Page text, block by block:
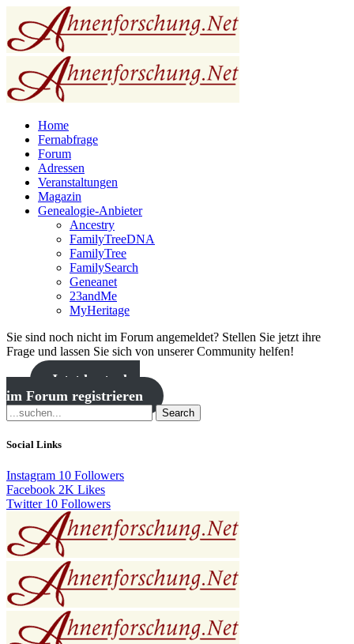
Home
Fernabfrage
Forum
Adressen
Veranstaltungen
Magazin
Genealogie-Anbieter
Ancestry
FamilyTreeDNA
FamilyTree
FamilySearch
Geneanet
23andMe
MyHeritage
Sie sind noch nicht im Forum angemeldet? Stellen Sie jetzt ihre
Frage und lassen Sie sich von unserer Community helfen!
Jetzt kostenlos
im Forum registrieren
Search
Social Links
Instagram 10 Followers
Facebook 2K Likes
Twitter 10 Followers